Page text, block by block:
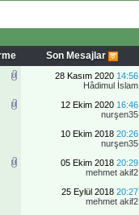
Son Mesajlar
28 Kasım 2020 14:56
Hâdimul İslam
12 Ekim 2020 16:46
nurşen35
10 Ekim 2018 20:26
nurşen35
05 Ekim 2018 20:29
mehmet akif2
25 Eylül 2018 20:27
mehmet akif2